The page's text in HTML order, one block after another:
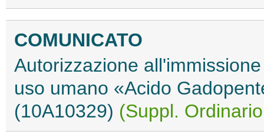
COMUNICATO
Autorizzazione
uso umano «Acido
(10A10329) (Suppl.